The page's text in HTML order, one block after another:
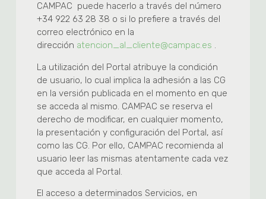
CAMPAC puede hacerlo a través del número
+34 922 63 28 38 o si lo prefiere a través del
correo electrónico en la
dirección atencion_al_cliente@campac.es .
La utilización del Portal atribuye la condición
de usuario, lo cual implica la adhesión a las CG
en la versión publicada en el momento en que
se acceda al mismo. CAMPAC se reserva el
derecho de modificar, en cualquier momento,
la presentación y configuración del Portal, así
como las CG. Por ello, CAMPAC recomienda al
usuario leer las mismas atentamente cada vez
que acceda al Portal.
El acceso a determinados Servicios, en